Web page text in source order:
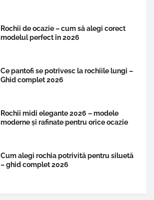
Rochii de ocazie – cum să alegi corect
modelul perfect în 2026
Ce pantofi se potrivesc la rochiile lungi –
Ghid complet 2026
Rochii midi elegante 2026 – modele
moderne și rafinate pentru orice ocazie
Cum alegi rochia potrivită pentru siluetă
– ghid complet 2026